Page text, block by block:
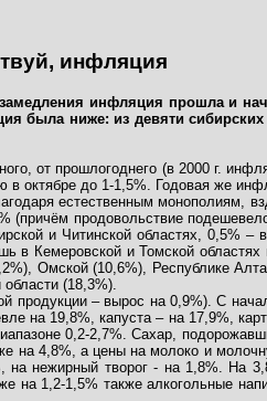
инфляция
инфляция прошла и
была ниже: из девяти
от прошлогоднего (в 2000 г.
октябре до 1-1,5%. Годовая же
естественным монополиям,
(причём продовольствие
и Читинской областях, 0,5% –
в Кемеровской и Томской
Омской (10,6%), Республике
(18,3%).
продукции – вырос на 0,9%). С
на 19,8%, капуста – на 17,9%,
0,2-2,7%. Сахар,
на 4,8%, а цены на молоко и
нежирный творог - на 1,8%.
1,2-1,5% также алкогольные